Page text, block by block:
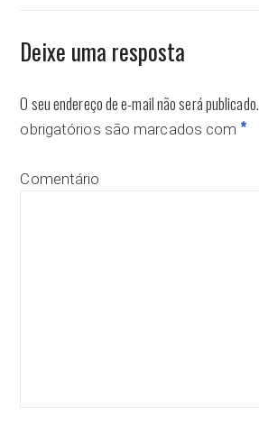
Deixe uma resposta
O seu endereço de e-mail não será publicado.
obrigatórios são marcados com *
Comentário